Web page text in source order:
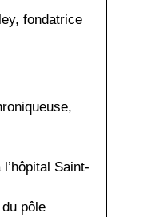
fondatrice
Saint-
pôle